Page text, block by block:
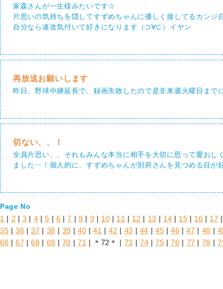
家森さんが一生様みたいです☆
片思いの気持ちを隠してすずめちゃんに優しく接してるカン
自分なら速攻気付いて好きになります（⊃∀⊂）イヤン
再放送お願いします
昨日、野球中継延長で、録画失敗したので是非来週火曜日ま
切ない、、！
全員片思い、、それもみんな本当に相手を大切に思って愛お
ました‥！個人的に、すずめちゃんが別府さんを見つめる目
Page No
1 | 2 |3 | 4 |5 | 6 |7 | 8 | 9 | 10 | 11 | 12 | 13 | 14 | 15 | 16 | 17
35 |36 |37 | 38 | 39 |40 |41 |42 | 43 | 44 |45 |46 |47 | 48 |
66 |67 |68 | 69 | 70 |71 | ＊72＊ | 73 | 74 |75 |76 | 77 | 78 |